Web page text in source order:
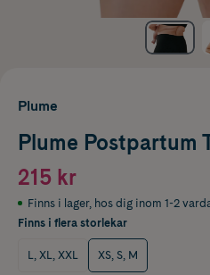
Plume
Plume Postpartum
215 kr
Finns i lager, hos dig inom 1-2
Finns i flera storlekar
L, XL, XXL XS, S, M